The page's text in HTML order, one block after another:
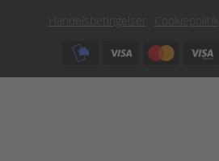
Subfooter
Handelsbetingelser Cookiepolitik
Subfooter
payment
options